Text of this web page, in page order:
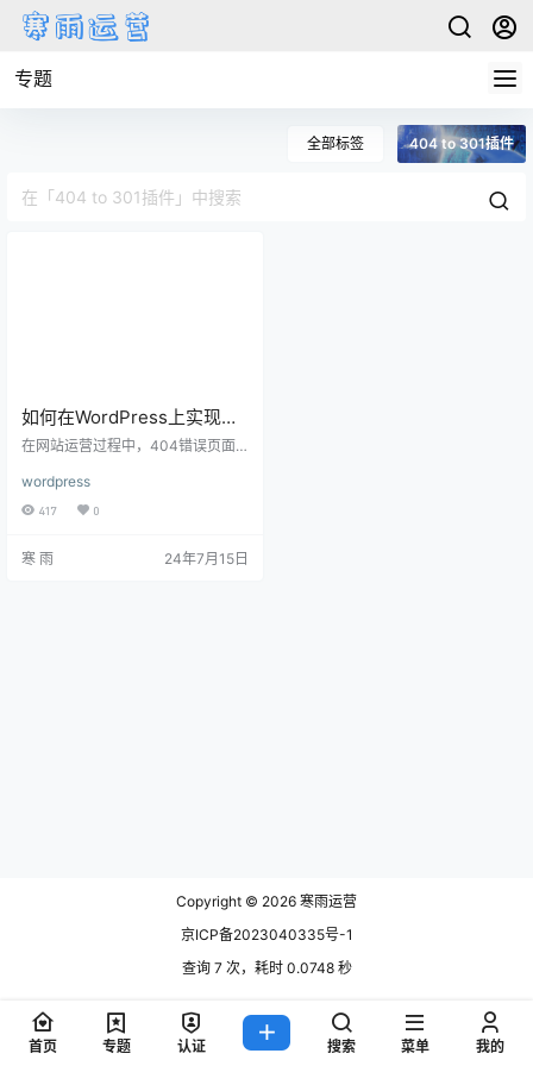
专题
全部标签 404 to 301插件
如何在WordPress上实现
404页面跳转，详细指南教
在网站运营过程中，404错误页面
户请求的内容不存在，会影响用户
体验和网站的整体形象。因此，设
04页面跳转，帮助您有效管理网站
wordpress
417 0
寒 雨 24年7月15日
Copyright © 2026 寒雨运营
京ICP备2023040335号-1
查询 7 次，耗时 0.0748 秒
首页 专题 认证 搜索 菜单 我的